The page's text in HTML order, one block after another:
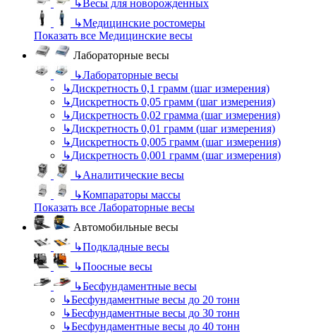
↳ Весы для новорожденных
↳Медицинские ростомеры
Показать все Медицинские весы
Лабораторные весы
↳Лабораторные весы
↳Дискретность 0,1 грамм (шаг измерения)
↳Дискретность 0,05 грамм (шаг измерения)
↳Дискретность 0,02 грамма (шаг измерения)
↳Дискретность 0,01 грамм (шаг измерения)
↳Дискретность 0,005 грамм (шаг измерения)
↳Дискретность 0,001 грамм (шаг измерения)
↳Аналитические весы
↳Компараторы массы
Показать все Лабораторные весы
Автомобильные весы
↳Подкладные весы
↳Поосные весы
↳Бесфундаментные весы
↳Бесфундаментные весы до 20 тонн
↳Бесфундаментные весы до 30 тонн
↳Бесфундаментные весы до 40 тонн